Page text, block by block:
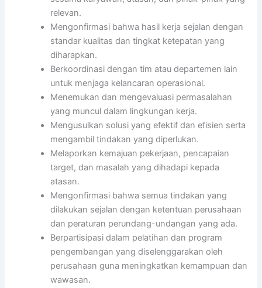
relevan.
Mengonfirmasi bahwa hasil kerja sejalan dengan
standar kualitas dan tingkat ketepatan yang
diharapkan.
Berkoordinasi dengan tim atau departemen lain
untuk menjaga kelancaran operasional.
Menemukan dan mengevaluasi permasalahan
yang muncul dalam lingkungan kerja.
Mengusulkan solusi yang efektif dan efisien serta
mengambil tindakan yang diperlukan.
Melaporkan kemajuan pekerjaan, pencapaian
target, dan masalah yang dihadapi kepada
atasan.
Mengonfirmasi bahwa semua tindakan yang
dilakukan sejalan dengan ketentuan perusahaan
dan peraturan perundang-undangan yang ada.
Berpartisipasi dalam pelatihan dan program
pengembangan yang diselenggarakan oleh
perusahaan guna meningkatkan kemampuan dan
wawasan.